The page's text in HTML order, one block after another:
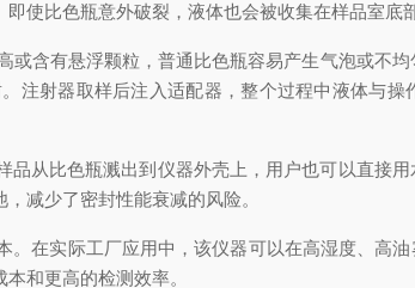
使比色瓶意外破裂，液体也会被收集在样品室底
含有悬浮颗粒，普通比色瓶容易产生气泡或不
注射器取样后注入适配器，整个过程中液体与
从比色瓶溅出到仪器外壳上，用户也可以直接
减少了密封性能衰减的风险。
在实际工厂应用中，该仪器可以在高湿度、高
和更高的检测效率。